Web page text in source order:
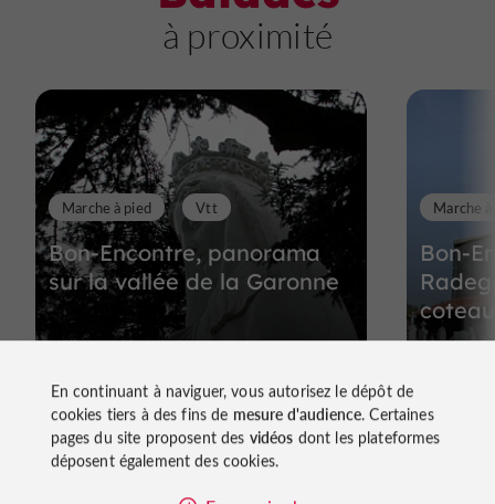
à proximité
Bon-Encontre, panorama
sur la vallée de la Garonne
Marche à pied Vtt
1,1 km - Bon-Encontre
Bon-
Marche
En continuant à naviguer, vous autorisez le dépôt de
cookies tiers à des fins de mesure d'audience. Certaines
pages du site proposent des vidéos dont les plateformes
déposent également des cookies.